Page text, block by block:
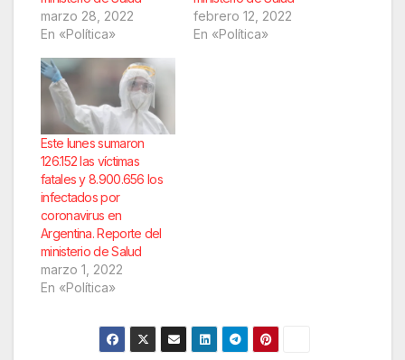
marzo 28, 2022
En «Política»
febrero 12, 2022
En «Política»
Este lunes sumaron
126.152 las víctimas
fatales y 8.900.656 los
infectados por
coronavirus en
Argentina. Reporte del
ministerio de Salud
marzo 1, 2022
En «Política»